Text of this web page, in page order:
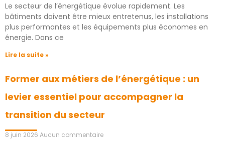
Le secteur de l’énergétique évolue rapidement. Les
bâtiments doivent être mieux entretenus, les installations
plus performantes et les équipements plus économes en
énergie. Dans ce
Lire la suite »
Former aux métiers de l’énergétique : un
levier essentiel pour accompagner la
transition du secteur
8 juin 2026 Aucun commentaire